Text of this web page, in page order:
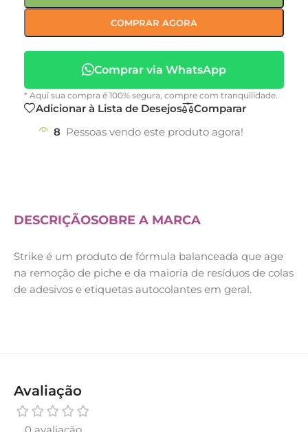
COMPRAR AGORA
Comprar via WhatsApp
* Aqui sua compra é 100% segura, compre com tranquilidade.
Adicionar à Lista de Desejos
Comparar
8 Pessoas vendo este produto agora!
DESCRIÇÃOSOBRE A MARCA
Strike é um produto de fórmula balanceada que age
na remoção de piche e da maioria de resíduos de colas
de adesivos e etiquetas autocolantes em geral.
Avaliação